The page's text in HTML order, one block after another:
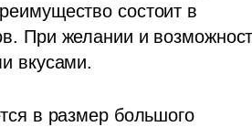
состоит в
При желании и
вкусами.
в размер большого